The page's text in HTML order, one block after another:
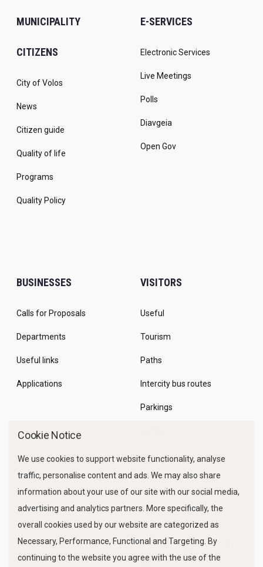
MUNICIPALITY
CITIZENS
City of Volos
News
Citizen guide
Quality of life
Programs
Quality Policy
E-SERVICES
Electronic Services
Live Meetings
Polls
Diavgeia
Open Gov
BUSINESSES
Calls for Proposals
Departments
Useful links
Applications
VISITORS
Useful
Tourism
Paths
Intercity bus routes
Parkings
FOLLOW US
Cookie Notice
We use cookies to support website functionality, analyse
traffic, personalise content and ads. We may also share
information about your use of our site with our social media,
advertising and analytics partners. More specifically, the
overall cookies used by our website are categorized as
Necessary, Performance, Functional and Targeting. By
continuing to the website you agree with the use of the